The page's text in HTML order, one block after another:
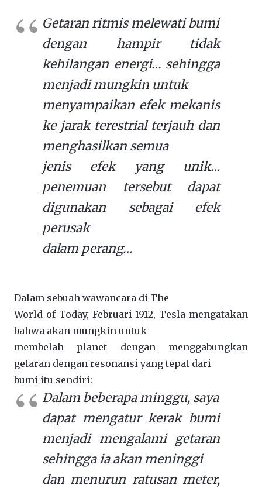
Getaran ritmis melewati bumi
dengan hampir tidak
kehilangan energi… sehingga
menjadi mungkin untuk
menyampaikan efek mekanis
ke jarak terestrial terjauh dan
menghasilkan semua
jenis efek yang unik…
penemuan tersebut dapat
digunakan sebagai efek
perusak
dalam perang…
Dalam sebuah wawancara di The
World of Today, Februari 1912, Tesla mengatakan
bahwa akan mungkin untuk
membelah planet dengan menggabungkan
getaran dengan resonansi yang tepat dari
bumi itu sendiri:
Dalam beberapa minggu, saya
dapat mengatur kerak bumi
menjadi mengalami getaran
sehingga ia akan meninggi
dan menurun ratusan meter,